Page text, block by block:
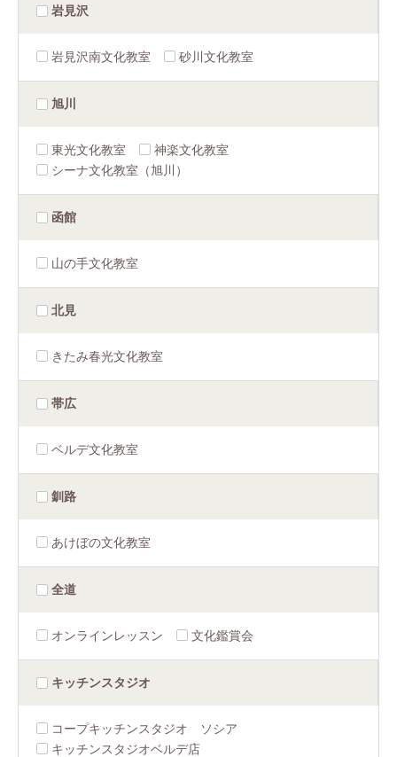
岩見沢
岩見沢南文化教室 砂川文化教室
旭川
東光文化教室
神楽文化教室
シーナ文化教室（旭川）
函館
山の手文化教室
北見
きたみ春光文化教室
帯広
ベルデ文化教室
釧路
あけぼの文化教室
全道
オンラインレッスン 文化鑑賞会
キッチンスタジオ
コープキッチンスタジオ ソシア
キッチンスタジオベルデ店